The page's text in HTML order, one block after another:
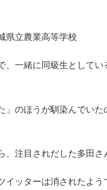
県立農業高等学校
、一緒に同級生として
」のほうが馴染んでい
、注目されだした多田
イッターは消されたよ